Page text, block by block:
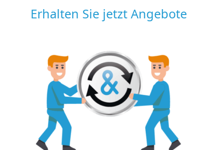
Erhalten Sie jetzt Angebote